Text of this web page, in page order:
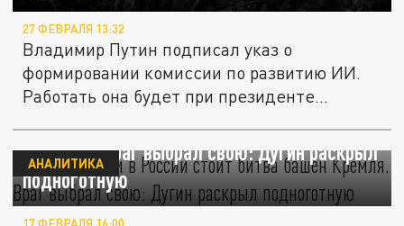
27 ФЕВРАЛЯ 13:32
Владимир Путин подписал указ о
формировании комиссии по развитию ИИ.
Работать она будет при президенте
За терактами в России стоит битва "башен
Кремля". Враг выбрал свою: Дугин раскрыл
подноготную
АНАЛИТИКА